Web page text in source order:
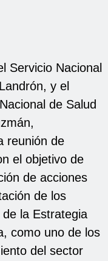
Servicio Nacional
y el
de Salud
reunión de
el objetivo de
de acciones
de los
la Estrategia
como uno de los
del sector